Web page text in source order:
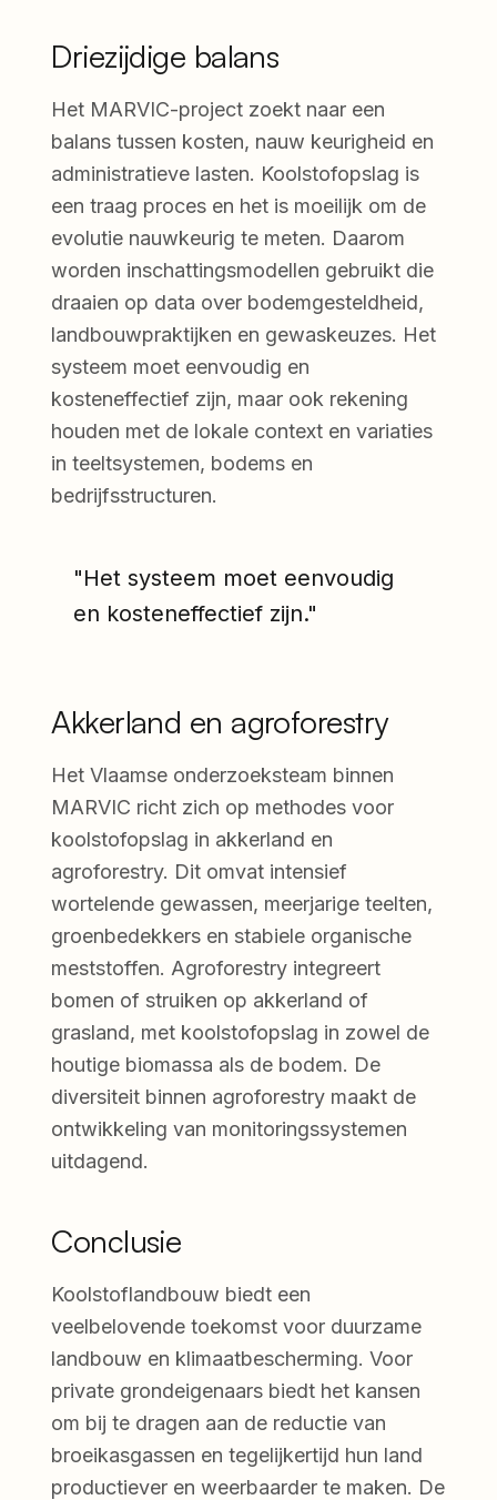
Driezijdige balans
Het MARVIC-project zoekt naar een
balans tussen kosten, nauw keurigheid en
administratieve lasten. Koolstofopslag is
een traag proces en het is moeilijk om de
evolutie nauwkeurig te meten. Daarom
worden inschattingsmodellen gebruikt die
draaien op data over bodemgesteldheid,
landbouwpraktijken en gewaskeuzes. Het
systeem moet eenvoudig en
kosteneffectief zijn, maar ook rekening
houden met de lokale context en variaties
in teeltsystemen, bodems en
bedrijfsstructuren.
"Het systeem moet eenvoudig
en kosteneffectief zijn."
Akkerland en agroforestry
Het Vlaamse onderzoeksteam binnen
MARVIC richt zich op methodes voor
koolstofopslag in akkerland en
agroforestry. Dit omvat intensief
wortelende gewassen, meerjarige teelten,
groenbedekkers en stabiele organische
meststoffen. Agroforestry integreert
bomen of struiken op akkerland of
grasland, met koolstofopslag in zowel de
houtige biomassa als de bodem. De
diversiteit binnen agroforestry maakt de
ontwikkeling van monitoringssystemen
uitdagend.
Conclusie
Koolstoflandbouw biedt een
veelbelovende toekomst voor duurzame
landbouw en klimaatbescherming. Voor
private grondeigenaars biedt het kansen
om bij te dragen aan de reductie van
broeikasgassen en tegelijkertijd hun land
productiever en weerbaarder te maken. De